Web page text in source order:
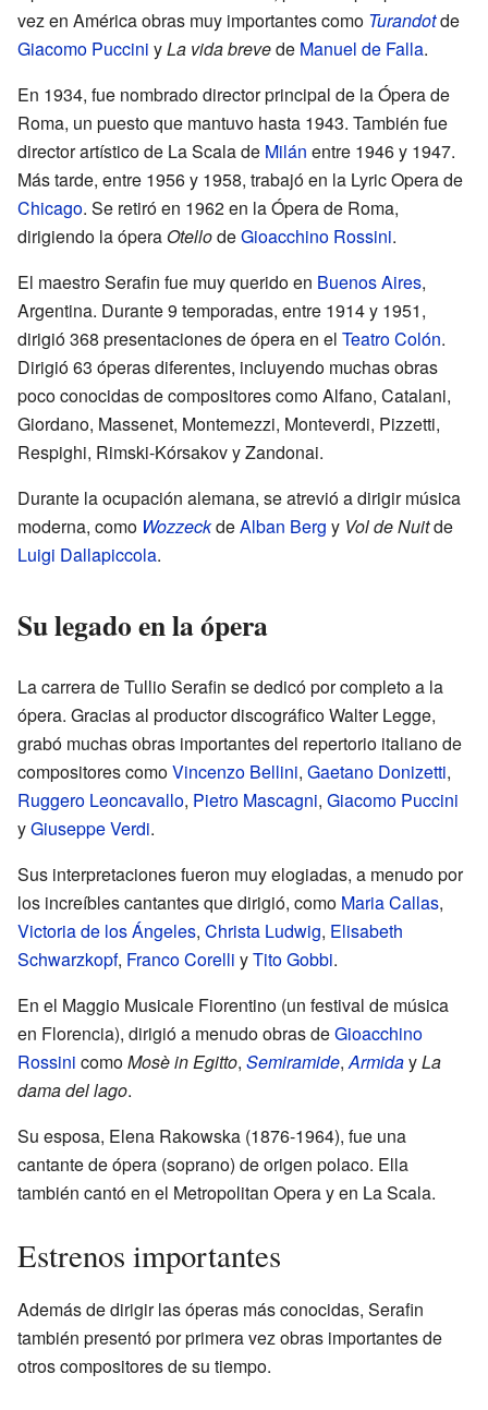
vez en América obras muy importantes como Turandotde
Giacomo Puccini yLa vida brevede Manuel de Falla.
En 1934, fue nombrado director principal de la Ópera de
Roma, un puesto que mantuvo hasta 1943. También fue
director artístico de La Scala de Milán entre 1946 y 1947.
Más tarde, entre 1956 y 1958, trabajó en la Lyric Opera de
Chicago. Se retiró en 1962 en la Ópera de Roma,
dirigiendo la ópera OtellodeGioacchino Rossini.
El maestro Serafin fue muy querido en Buenos Aires,
Argentina. Durante 9 temporadas, entre 1914 y 1951,
dirigió 368 presentaciones de ópera en el Teatro Colón.
Dirigió 63 óperas diferentes, incluyendo muchas obras
poco conocidas de compositores como Alfano, Catalani,
Giordano, Massenet, Montemezzi, Monteverdi, Pizzetti,
Respighi, Rimski-Kórsakov y Zandonai.
Durante la ocupación alemana, se atrevió a dirigir música
moderna, como WozzeckdeAlban Berg y Vol de Nuitde
Luigi Dallapiccola.
Su legado en la ópera
La carrera de Tullio Serafin se dedicó por completo a la
ópera. Gracias al productor discográfico Walter Legge,
grabó muchas obras importantes del repertorio italiano de
compositores comoVincenzo Bellini, Gaetano Donizetti,
Ruggero Leoncavallo, Pietro Mascagni, Giacomo Puccini
yGiuseppe Verdi.
Sus interpretaciones fueron muy elogiadas, a menudo por
los increíbles cantantes que dirigió, como Maria Callas,
Victoria de los Ángeles, Christa Ludwig, Elisabeth
Schwarzkopf, Franco Corelli yTito Gobbi.
En el Maggio Musicale Fiorentino (un festival de música
en Florencia), dirigió a menudo obras deGioacchino
Rossini comoMosè in Egitto, Semiramide,ArmidayLa
dama del lago.
Su esposa, Elena Rakowska (1876-1964), fue una
cantante de ópera (soprano) de origen polaco. Ella
también cantó en el Metropolitan Opera y en La Scala.
Estrenos importantes
Además de dirigir las óperas más conocidas, Serafin
también presentó por primera vez obras importantes de
otros compositores de su tiempo.